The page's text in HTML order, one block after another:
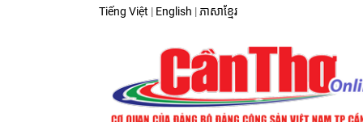
Tiếng Việt | English | ភាសាខ្មែរ